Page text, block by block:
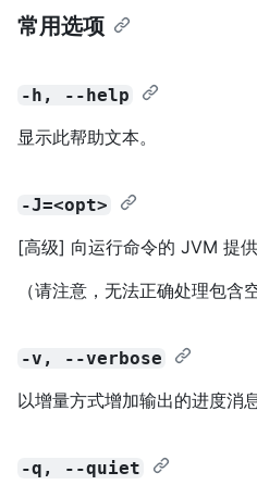
常用选项
-h, --help
显示此帮助文本。
-J=<opt>
[高级] 向运行命令的 JVM 提供
（请注意，无法正确处理包含
-v, --verbose
以增量方式增加输出的进度消息
-q, --quiet